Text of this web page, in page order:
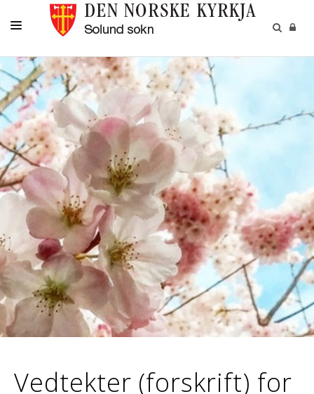
KYRKJELEGE AKTIVITETAR
GRAVFERDER OG GRAVPLASSAR
KYRKJER OG KYRKJELYDSHUS
KALENDER
OM OSS
NYHETER
Vedtekter (forskrift) for